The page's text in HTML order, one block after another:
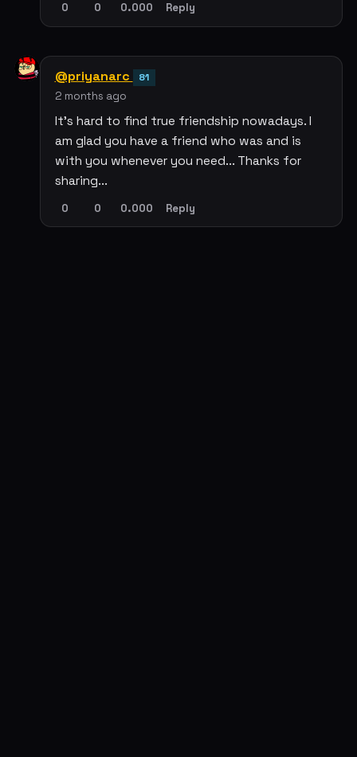
0 0 0.000 Reply
@priyanarc 81
2 months ago
It's hard to find true friendship nowadays. I
am glad you have a friend who was and is
with you whenever you need... Thanks for
sharing...
0 0 0.000 Reply